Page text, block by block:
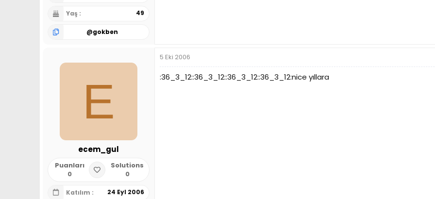
Yaş 49
@gokben
E
ecem_gul
Puanları
0
Solutions
0
Katılım 24 Eyl 2006
5 Eki 2006
:36_3_12::36_3_12::36_3_12::36_3_12:nice yıllara